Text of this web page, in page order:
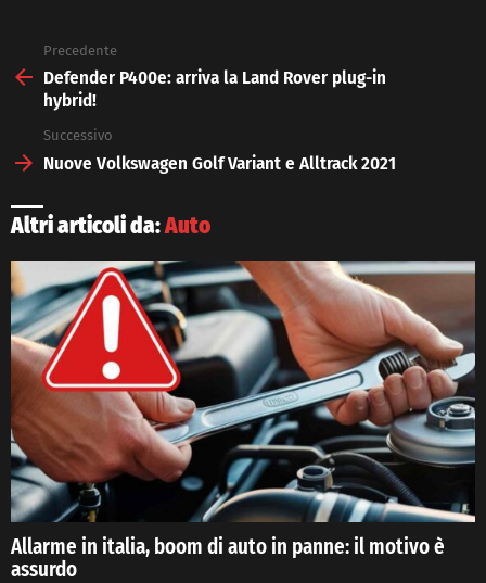
more
Precedente
Defender P400e: arriva la Land Rover plug-in
hybrid!
Successivo
Nuove Volkswagen Golf Variant e Alltrack 2021
Altri articoli da:Auto
Allarme in italia, boom di auto in panne: il motivo è
assurdo